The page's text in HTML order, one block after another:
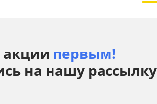
акции первым!
на нашу рассылку